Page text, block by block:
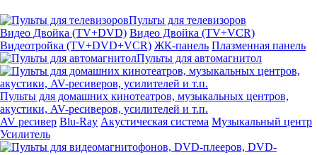
Пульты для телевизоров
Видео Двойка (TV+DVD) Видео Двойка (TV+VCR)
Видеотройка (TV+DVD+VCR) ЖК-панель Плазменная панель
Пульты для автомагнитол
Пульты для домашних кинотеатров, музыкальных центров,
акустики, AV-ресиверов, усилителей и т.п.
AV ресивер Blu-Ray Акустическая система Музыкальный центр
Усилитель